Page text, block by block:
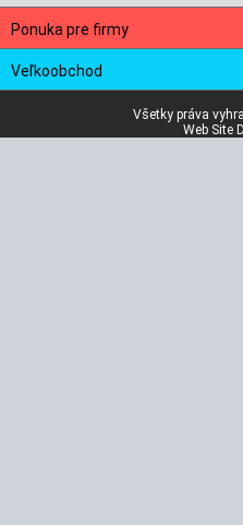
Ponuka pre firmy
Veľkoobchod
Všetky práva
Web Site